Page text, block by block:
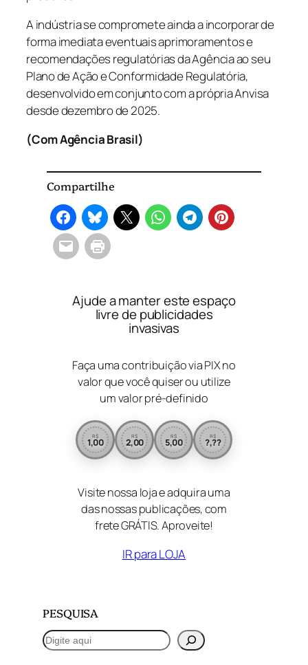
A indústria se compromete ainda a incorporar de
forma imediata eventuais aprimoramentos e
recomendações regulatórias da Agência ao seu
Plano de Ação e Conformidade Regulatória,
desenvolvido em conjunto com a própria Anvisa
desde dezembro de 2025.
(Com Agência Brasil)
Compartilhe
Ajude a manter este espaço
livre de publicidades
invasivas
Faça uma contribuição via PIX no
valor que você quiser ou utilize
um valor pré-definido
R$
1,00
R$
2,00
R$
5,00
R$
?,??
Visite nossa loja e adquira uma
das nossas publicações, com
frete GRÁTIS. Aproveite!
IR para LOJA
PESQUISA
P
e